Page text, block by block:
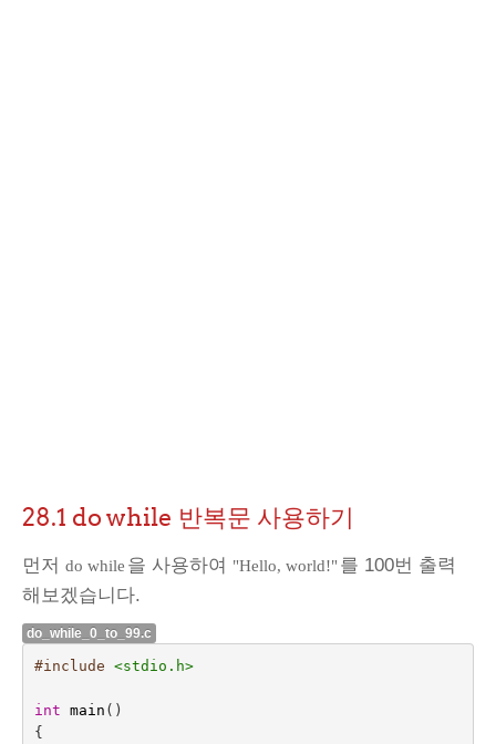
28.1 do while 반복문 사용하기
먼저 do while 을 사용하여 "Hello, world!" 를 100번 출력
해보겠습니다.
do_while_0_to_99.c
#include <stdio.h>
int main ()
{